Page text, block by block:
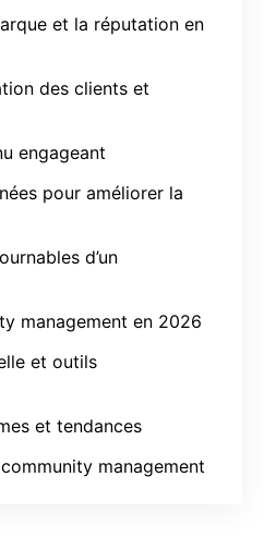
et la réputation en
des clients et
engageant
pour améliorer la
d’un
management en 2026
et outils
et tendances
management